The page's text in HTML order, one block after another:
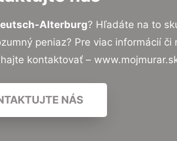
Alterburg? Hľadáte na to
peniaz? Pre viac informácií či
kontaktovať –
NÁS